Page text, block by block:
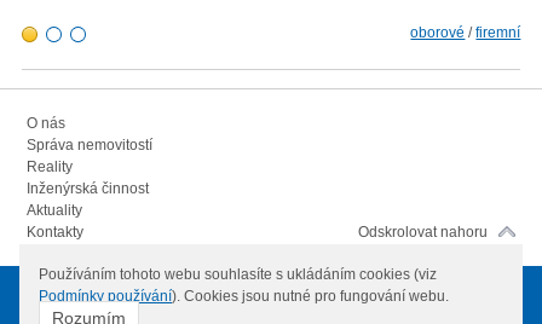
Používáním tohoto webu souhlasíte s ukládáním cookies (viz
Podmínky používání). Cookies jsou nutné pro fungování webu.
Rozumím
oborové /firemní
O nás
Správa nemovitostí
Reality
Inženýrská činnost
Aktuality
Kontakty
Odskrolovat nahoru
© 2012IKON spol. s.r.o. Všechna práva vyhrazena